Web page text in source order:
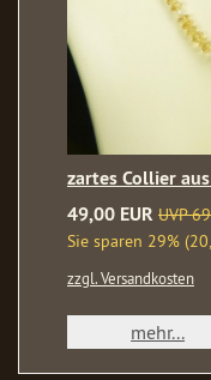
zartes Collier
49,00 EUR UVP
Sie sparen 29%
zzgl. Versandkosten
mehr...